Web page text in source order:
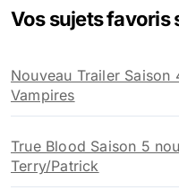
r
e
r
Vos sujets favoris
Nouveau Trailer
Vampires
True Blood Saison 5
Terry/Patrick